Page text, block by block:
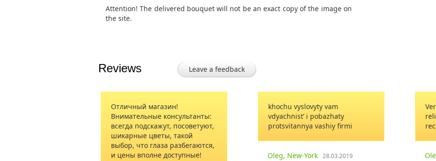
Attention! The delivered bouquet will not be an exact copy of the image on
the site.
Reviews Leave a feedback
Внимательные консультанты:
всегда подскажут, посоветуют,
выбор, что глаза разбегаются,
khochu vyslovyty vam
vdyachnistʹ i pobazhaty
protsvitannya vashiy firmi
Oleg, New-York
Very nice, quick, friendly and
reliable service. Highly
recommended.
Oleksandr